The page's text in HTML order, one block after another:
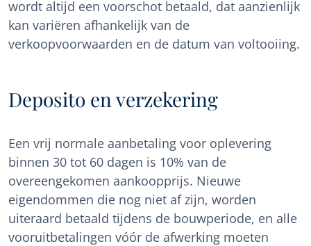
wordt altijd een voorschot betaald, dat aanzienlijk
kan variëren afhankelijk van de
verkoopvoorwaarden en de datum van voltooiing.
Deposito en verzekering
Een vrij normale aanbetaling voor oplevering
binnen 30 tot 60 dagen is 10% van de
overeengekomen aankoopprijs. Nieuwe
eigendommen die nog niet af zijn, worden
uiteraard betaald tijdens de bouwperiode, en alle
vooruitbetalingen vóór de afwerking moeten